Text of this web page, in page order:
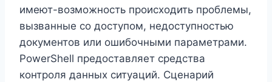
имеют-возможность происходить проблемы,
вызванные со доступом, недоступностью
документов или ошибочными параметрами.
PowerShell предоставляет средства
контроля данных ситуаций. Сценарий